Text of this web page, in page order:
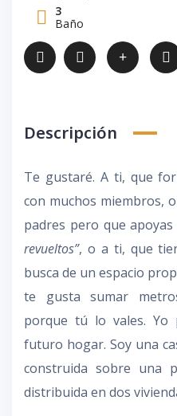
3
Baño
Descripción
Te gustaré. A ti, que
con muchos miembros,
padres pero que apoyas
revueltos”, o a ti, que
busca de un espacio
te gusta sumar
porque tú lo vales. Yo
futuro hogar. Soy una
construida sobre una
distribuida en dos